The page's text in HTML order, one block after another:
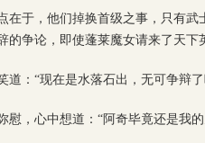
在于，他们掉换首级之事，只有
的争论，即使蓬莱魔女请来了天下
道：“现在是水落石出，无可争辩
慰，心中想道：“阿奇毕竟还是我